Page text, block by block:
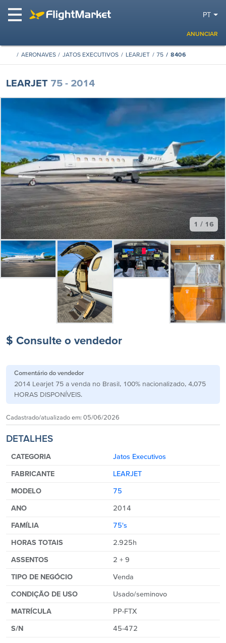
PT
ANUNCIAR
AERONAVES JATOS EXECUTIVOS LEARJET 75 8406
LEARJET 75 - 2014
1 / 16
$ Consulte o vendedor
Comentário do vendedor
2014 Learjet 75 a venda no Brasil, 100% nacionalizado, 4,075
HORAS DISPONÍVEIS.
Cadastrado/atualizado em: 05/06/2026
DETALHES
CATEGORIA Jatos Executivos
FABRICANTE LEARJET
MODELO 75
ANO 2014
FAMÍLIA 75's
HORAS TOTAIS 2.925h
ASSENTOS 2 + 9
TIPO DE NEGÓCIO Venda
CONDIÇÃO DE USO Usado/seminovo
MATRÍCULA PP-FTX
S/N 45-472